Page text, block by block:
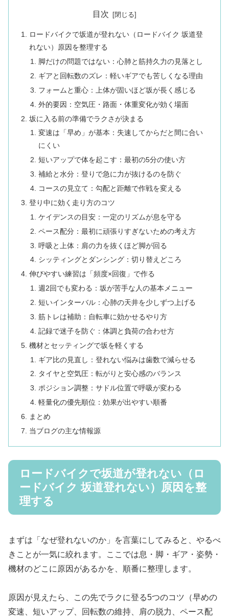
目次
ロードバイクで坂道が登れない（ロードバイク 坂道登
れない）原因を整理する
脚だけの問題ではない：心肺と筋持久力の見落とし
ギアと回転数のズレ：軽いギアでも苦しくなる理由
フォームと重心：上体が固いほど坂が長く感じる
外的要因：空気圧・路面・体重変化が効く場面
坂に入る前の準備でラクさが決まる
変速は「早め」が基本：失速してからだと間に合い
にくい
短いアップで体を起こす：最初の5分の使い方
補給と水分：登りで急に力が抜けるのを防ぐ
コースの見立て：勾配と距離で作戦を変える
登り中に効く走り方のコツ
ケイデンスの目安：一定のリズムが息を守る
ペース配分：最初に頑張りすぎないための考え方
呼吸と上体：肩の力を抜くほど脚が回る
シッティングとダンシング：切り替えどころ
伸びやすい練習は「頻度×回復」で作る
週2回でも変わる：坂が苦手な人の基本メニュー
短いインターバル：心肺の天井を少しずつ上げる
筋トレは補助：自転車に効かせるやり方
記録で迷子を防ぐ：体調と負荷の合わせ方
機材とセッティングで坂を軽くする
ギア比の見直し：登れない悩みは歯数で減らせる
タイヤと空気圧：転がりと安心感のバランス
ポジション調整：サドル位置で呼吸が変わる
軽量化の優先順位：効果が出やすい順番
まとめ
当ブログの主な情報源
ロードバイクで坂道が登れない（ロ
ードバイク 坂道登れない）原因を整
理する
まずは「なぜ登れないのか」を言葉にしてみると、やるべ
きことが一気に絞れます。ここでは息・脚・ギア・姿勢・
機材のどこに原因があるかを、順番に整理します。
原因が見えたら、この先でラクに登る5つのコツ（早めの
変速、短いアップ、回転数の維持、肩の脱力、ペース配